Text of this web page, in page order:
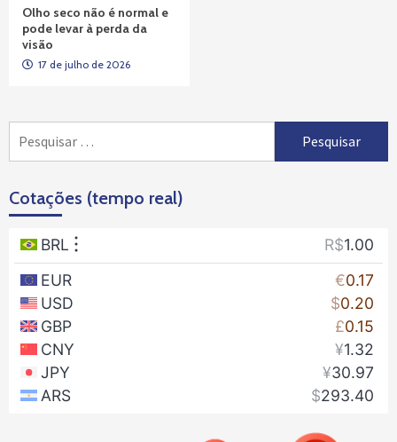
Olho seco não é normal e
pode levar à perda da
visão
17 de julho de 2026
por:
Cotações (tempo real)